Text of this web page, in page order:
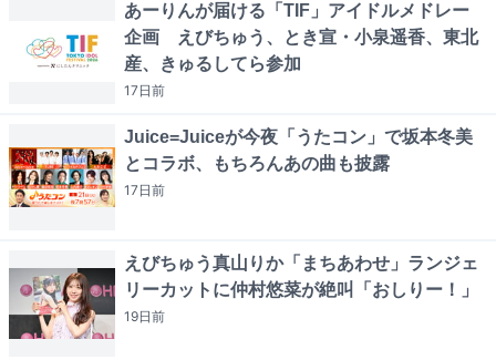
あーりんが届ける「TIF」アイドルメドレー
企画 えびちゅう、とき宣・小泉遥香、東北
産、きゅるしてら参加
17日前
Juice=Juiceが今夜「うたコン」で坂本冬美
とコラボ、もちろんあの曲も披露
17日前
えびちゅう真山りか「まちあわせ」ランジェ
リーカットに仲村悠菜が絶叫「おしりー！」
19日前